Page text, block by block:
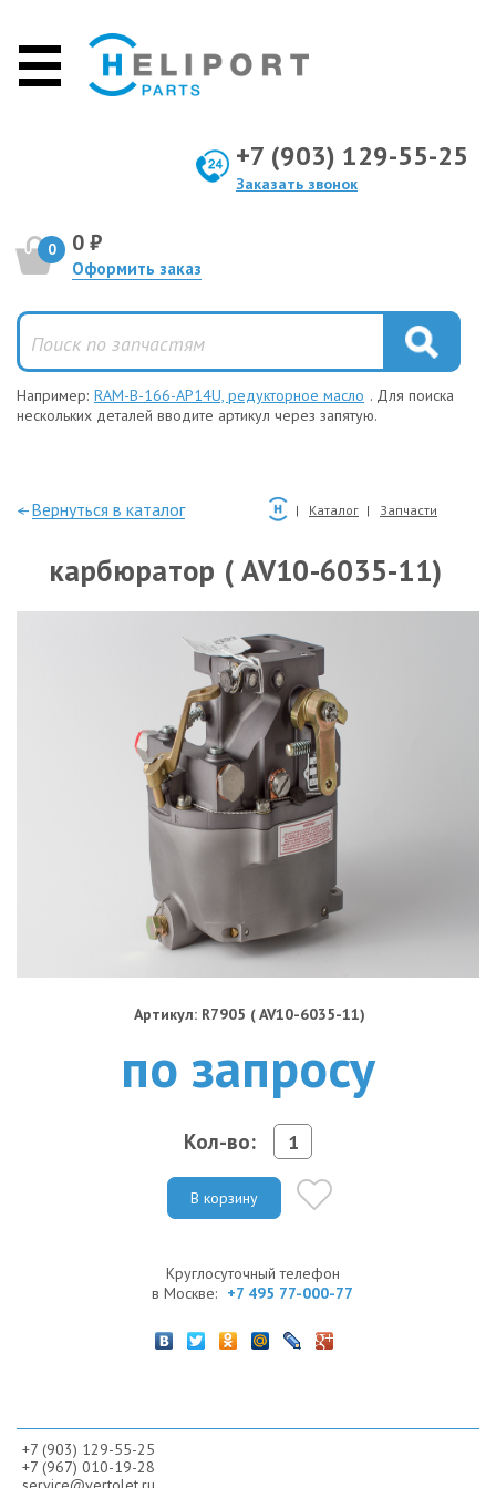
+7 (903) 129-55-25
Заказать звонок
0 0 ₽
Оформить заказ
Например: RAM-B-166-AP14U, редукторное масло . Для поиска
нескольких деталей вводите артикул через запятую.
—Вернуться в каталог Каталог Запчасти
карбюратор ( AV10-6035-11)
Артикул: R7905 ( AV10-6035-11)
по запросу
Кол-во:
В корзину
Круглосуточный телефон
в Москве: +7 495 77-000-77
+7 (903) 129-55-25
+7 (967) 010-19-28